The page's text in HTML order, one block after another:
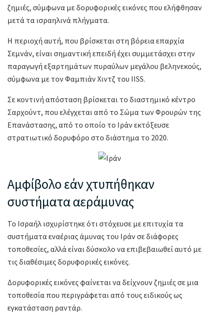
ζημιές, σύμφωνα με δορυφορικές εικόνες που ελήφθησαν
μετά τα ισραηλινά πλήγματα.
Η περιοχή αυτή, που βρίσκεται στη βόρεια επαρχία
Σεμνάν, είναι σημαντική επειδή έχει συμμετάσχει στην
παραγωγή εξαρτημάτων πυραύλων μεγάλου βεληνεκούς,
σύμφωνα με τον Φαμπιάν Χιντζ του IISS.
Σε κοντινή απόσταση βρίσκεται το διαστημικό κέντρο
Σαρχούντ, που ελέγχεται από το Σώμα των Φρουρών της
Επανάστασης, από το οποίο το Ιράν εκτόξευσε
στρατιωτικό δορυφόρο στο διάστημα το 2020.
Αμφίβολο εάν χτυπήθηκαν
συστήματα αεράμυνας
Το Ισραήλ ισχυρίστηκε ότι στόχευσε με επιτυχία τα
συστήματα εναέριας άμυνας του Ιράν σε διάφορες
τοποθεσίες, αλλά είναι δύσκολο να επιβεβαιωθεί αυτό με
τις διαθέσιμες δορυφορικές εικόνες.
Δορυφορικές εικόνες φαίνεται να δείχνουν ζημιές σε μια
τοποθεσία που περιγράφεται από τους ειδικούς ως
εγκατάσταση ραντάρ.